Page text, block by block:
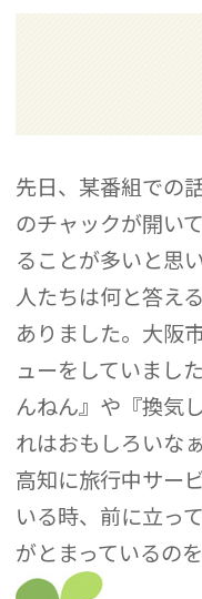
先日、某番組での
のチャックが開い
ることが多いと思
人たちは何と答え
ありました。大阪
ューをしていまし
んねん』や『換気
れはおもしろいな
高知に旅行中サー
いる時、前に立っ
がとまっているの